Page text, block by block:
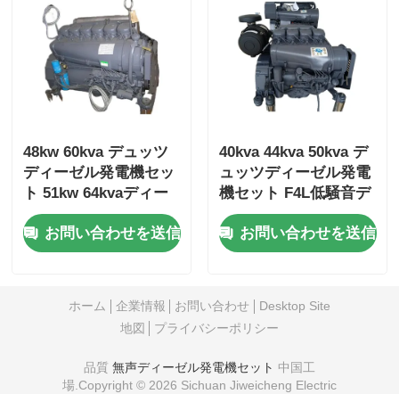
48kw 60kva デュッツ
ディーゼル発電機セッ
ト 51kw 64kvaディー
ゼルバックアップ発電
機セット
お問い合わせを送信
40kva 44kva 50kva デ
ュッツディーゼル発電
機セット F4L低騒音デ
ィーゼル発電機
お問い合わせを送信
ホーム 企業情報 お問い合わせ
Desktop Site
地図
プライバシーポリシー
品質 無声ディーゼル発電機セット 中国工
場.Copyright © 2026 Sichuan Jiweicheng Electric